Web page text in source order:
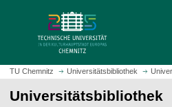
t
e
TU Chemnitz Universitätsbibliothek
Universitätsbibliothek